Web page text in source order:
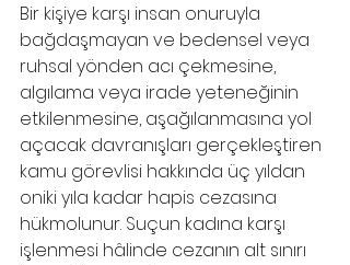
Bir kişiye karşı insan onuruyla
bağdaşmayan ve bedensel veya
ruhsal yönden acı çekmesine,
algılama veya irade yeteneğinin
etkilenmesine, aşağılanmasına yol
açacak davranışları gerçekleştiren
kamu görevlisi hakkında üç yıldan
oniki yıla kadar hapis cezasına
hükmolunur. Suçun kadına karşı
işlenmesi hâlinde cezanın alt sınırı